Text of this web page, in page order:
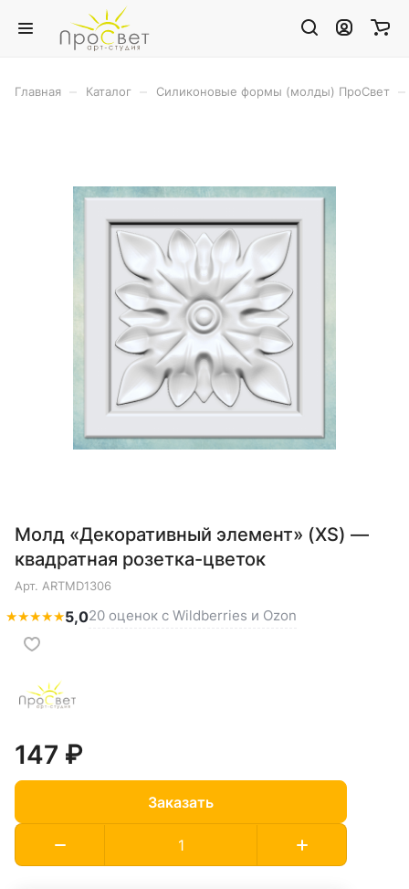
Главная Каталог Силиконовые формы (молды) ПроСвет
Молд «Декоративный элемент» (XS) —
квадратная розетка-цветок
Арт. ARTMD1306
★★★★★5,020 оценок с Wildberries и Ozon
147 ₽
Заказать